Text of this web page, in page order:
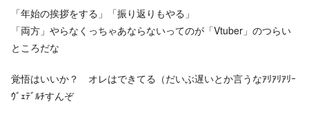
「年始の挨拶をする」「振り返りもやる」
「両方」やらなくっちゃあならないってのが「Vtuber」のつらい
ところだな
覚悟はいいか？ オレはできてる（だいぶ遅いとか言うなｱﾘｱﾘｱﾘｰ
ｳﾞｪﾃﾞﾙﾁすんぞ